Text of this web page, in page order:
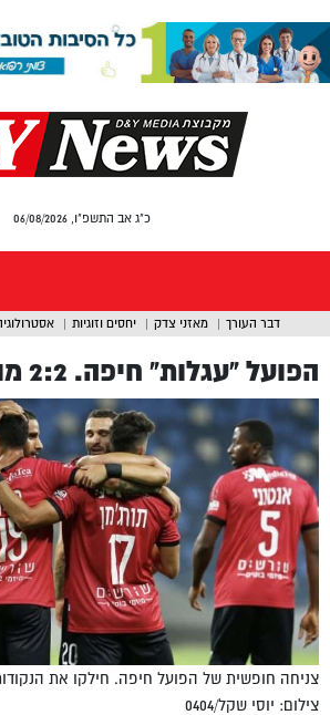
כ"ג אב התשפ"ו, 06/08/2026
דבר העורך מאזני צדק יחסים וזוגיות
הפועל “עגלות” חיפה. 2:2 מול מכבי פ”ת
צניחה חופשית של הפועל חיפה. חילקו את
צילום: יוסי שקל/0404